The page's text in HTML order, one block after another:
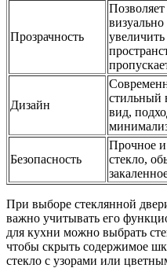
Прозрачность
Позволяет
визуально
увеличить
Дизайн
стильный
вид,
Безопасность
Прочное и
стекло,
При выборе стеклянной
важно учитывать его
для кухни можно выбрать
чтобы скрыть содержимое
стекло с узорами или